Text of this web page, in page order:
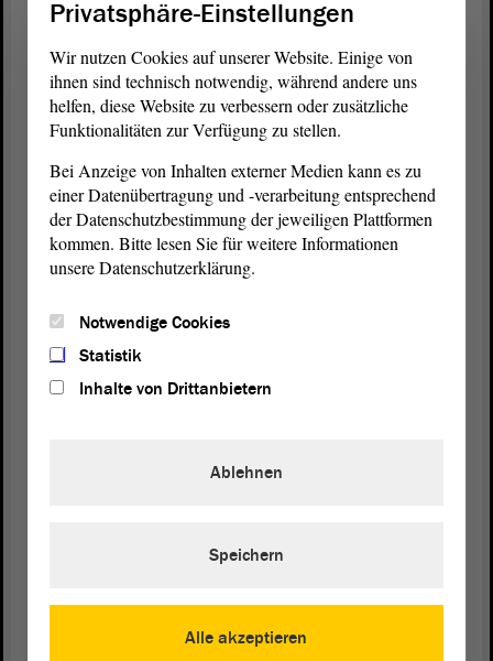
werden, in denen die erfolgreiche kulturelle
Entwicklung des Landes auch nach Eindämmung
der Coronapandemie - Sie haben darüber
gesprochen - durch ein vielfältiges Kulturleben in
allen Landesteilen nicht nur wieder stattfinden,
kann. Ich bin deshalb zuversichtlich, dass auch
künftig zur Wahrung und Entwicklung der
einzigartigen, vielfältigen und reichen
Kulturlandschaft Sachsen-Anhalts auskömmliche
und dass dies auch alles im Einklang mit den
Voraussetzungen steht.
im Rahmen des Corona-Sondervermögens
Soloselbstständigen, dass dieKoalition
folgen lässt. Die praxisnahen Finanzierungsansätze
im Corona-Sondervermögen für die Kultur gehen
Privatsphäre-Einstellungen
Wir nutzen Cookies auf unserer Website. Einige von
ihnen sind technisch notwendig, während andere uns
helfen, diese Website zu verbessern oder zusätzliche
Funktionalitäten zur Verfügung zu stellen.
Bei Anzeige von Inhalten externer Medien kann es zu
einer Datenübertragung und -verarbeitung entsprechend
der Datenschutzbestimmung der jeweiligen Plattformen
kommen. Bitte lesen Sie für weitere Informationen
unsere Datenschutzerklärung.
Notwendige Cookies
Statistik
Inhalte von Drittanbietern
Alle akzeptieren
Ablehnen
Speichern